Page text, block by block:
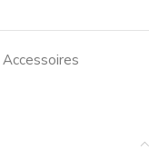
Accessoires